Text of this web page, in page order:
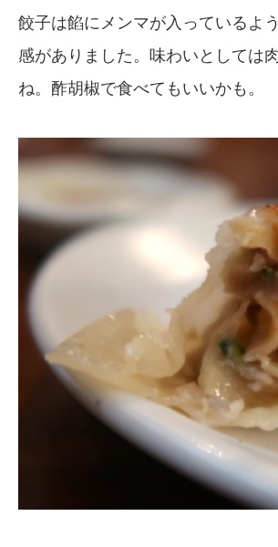
餃子は餡にメンマが入っているよ
感がありました。味わいとしては
ね。酢胡椒で食べてもいいかも。